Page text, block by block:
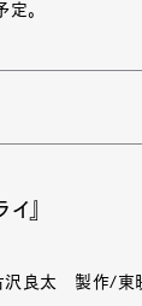
。
』
沢良太 製作/東